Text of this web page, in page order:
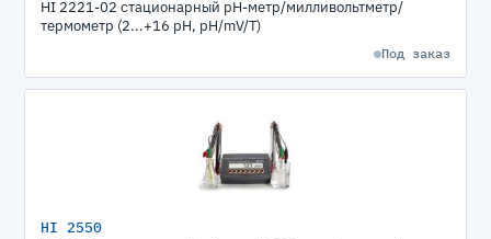
HI 2221-02 стационарный рН-метр/милливольтметр/
термометр (2...+16 pH, pH/mV/T)
Под заказ
HI 2550